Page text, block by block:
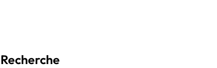
Recherche